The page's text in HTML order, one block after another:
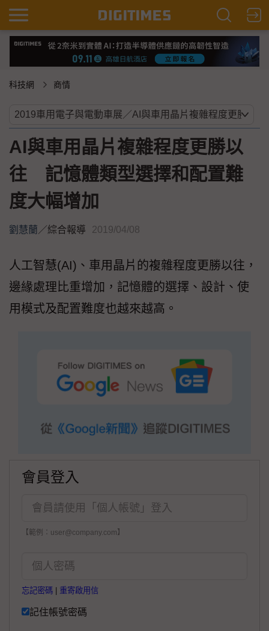
科技網 商情
AI與車用晶片複雜程度更勝以
往 記憶體類型選擇和配置難
度大幅增加
劉慧蘭 ／綜合報導 2019/04/08
人工智慧(AI)、車用晶片的複雜程度更勝以往，
邊緣處理比重增加，記憶體的選擇、設計、使
用模式及配置難度也越來越高。
會員登入
【範例：user@company.com】
忘記密碼 重寄啟用信
記住帳號密碼